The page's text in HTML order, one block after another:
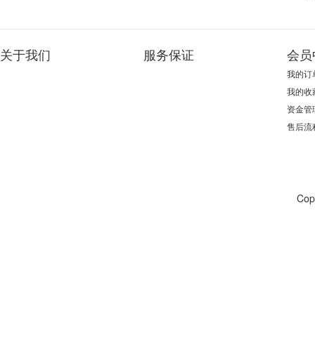
关于我们 服务保证 会
我的订
我的收
资金管
售后流